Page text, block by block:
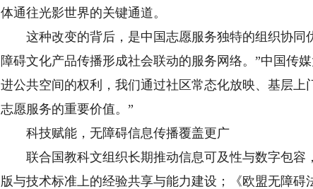
体通往光影世界的关键通道。
这种改变的背后，是中国志愿服务独特的组织协同
障碍文化产品传播形成社会联动的服务网络。”中国传
进公共空间的权利，我们通过社区常态化放映、基层
志愿服务的重要价值。”
科技赋能，无障碍信息传播覆盖更广
联合国教科文组织长期推动信息可及性与数字包容
版与技术标准上的经验共享与能力建设；《欧盟无障